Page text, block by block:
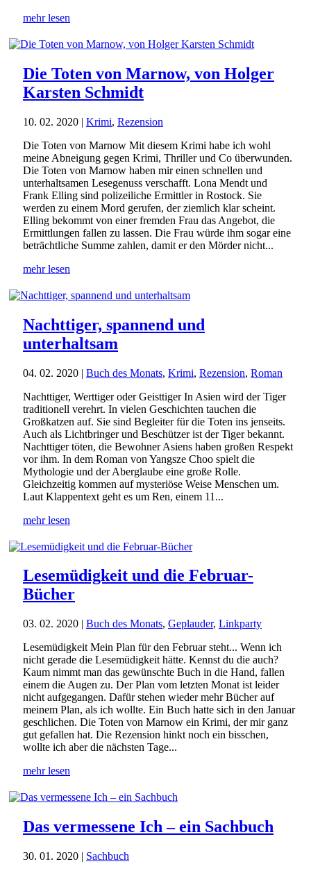
mehr lesen
Die Toten von Marnow, von Holger
Karsten Schmidt
10. 02. 2020 | Krimi, Rezension
Die Toten von Marnow Mit diesem Krimi habe ich wohl
meine Abneigung gegen Krimi, Thriller und Co überwunden.
Die Toten von Marnow haben mir einen schnellen und
unterhaltsamen Lesegenuss verschafft. Lona Mendt und
Frank Elling sind polizeiliche Ermittler in Rostock. Sie
werden zu einem Mord gerufen, der ziemlich klar scheint.
Elling bekommt von einer fremden Frau das Angebot, die
Ermittlungen fallen zu lassen. Die Frau würde ihm sogar eine
beträchtliche Summe zahlen, damit er den Mörder nicht...
mehr lesen
Nachttiger, spannend und
unterhaltsam
04. 02. 2020 | Buch des Monats, Krimi, Rezension, Roman
Nachttiger, Werttiger oder Geisttiger In Asien wird der Tiger
traditionell verehrt. In vielen Geschichten tauchen die
Großkatzen auf. Sie sind Begleiter für die Toten ins jenseits.
Auch als Lichtbringer und Beschützer ist der Tiger bekannt.
Nachttiger töten, die Bewohner Asiens haben großen Respekt
vor ihm. In dem Roman von Yangsze Choo spielt die
Mythologie und der Aberglaube eine große Rolle.
Gleichzeitig kommen auf mysteriöse Weise Menschen um.
Laut Klappentext geht es um Ren, einem 11...
mehr lesen
Lesemüdigkeit und die Februar-
Bücher
03. 02. 2020 | Buch des Monats, Geplauder, Linkparty
Lesemüdigkeit Mein Plan für den Februar steht... Wenn ich
nicht gerade die Lesemüdigkeit hätte. Kennst du die auch?
Kaum nimmt man das gewünschte Buch in die Hand, fallen
einem die Augen zu. Der Plan vom letzten Monat ist leider
nicht aufgegangen. Dafür stehen wieder mehr Bücher auf
meinem Plan, als ich wollte. Ein Buch hatte sich in den Januar
geschlichen. Die Toten von Marnow ein Krimi, der mir ganz
gut gefallen hat. Die Rezension hinkt noch ein bisschen,
wollte ich aber die nächsten Tage...
mehr lesen
Das vermessene Ich – ein Sachbuch
30. 01. 2020 | Sachbuch